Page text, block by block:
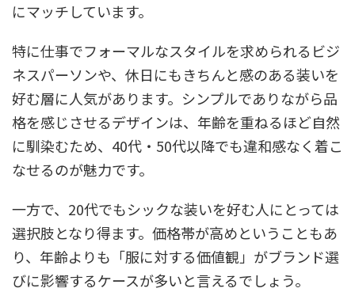
にマッチしています。
特に仕事でフォーマルなスタイルを求められるビジ
ネスパーソンや、休日にもきちんと感のある装いを
好む層に人気があります。シンプルでありながら品
格を感じさせるデザインは、年齢を重ねるほど自然
に馴染むため、40代・50代以降でも違和感なく着こ
なせるのが魅力です。
一方で、20代でもシックな装いを好む人にとっては
選択肢となり得ます。価格帯が高めということもあ
り、年齢よりも「服に対する価値観」がブランド選
びに影響するケースが多いと言えるでしょう。